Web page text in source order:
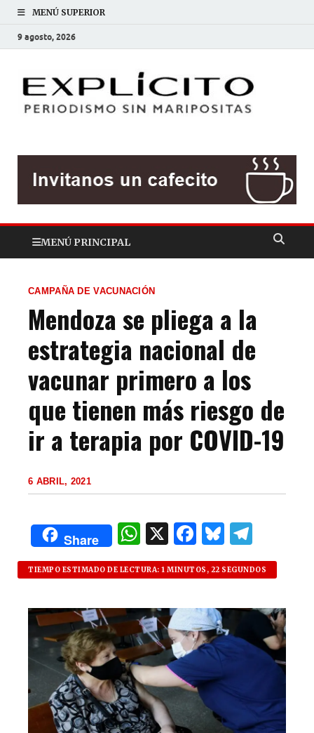
MENÚ SUPERIOR
9 agosto, 2026
MENÚ PRINCIPAL
CAMPAÑA DE VACUNACIÓN
Mendoza se pliega a la
estrategia nacional de
vacunar primero a los
que tienen más riesgo de
ir a terapia por COVID-19
6 ABRIL, 2021
Share
W
h
at
s
A
p
p
X F
a
c
e
b
o
o
k
B
lu
es
k
y
el
e
g
ra
m
TIEMPO ESTIMADO DE LECTURA: 1 MINUTOS, 22 SEGUNDOS